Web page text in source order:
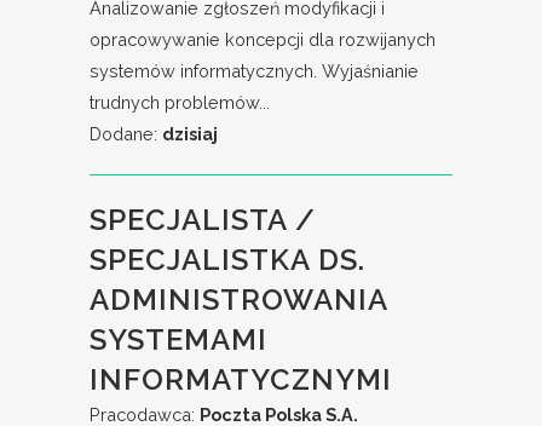
Analizowanie zgłoszeń modyfikacji i
opracowywanie koncepcji dla rozwijanych
systemów informatycznych. Wyjaśnianie
trudnych problemów...
Dodane: dzisiaj
SPECJALISTA /
SPECJALISTKA DS.
ADMINISTROWANIA
SYSTEMAMI
INFORMATYCZNYMI
Pracodawca: Poczta Polska S.A.